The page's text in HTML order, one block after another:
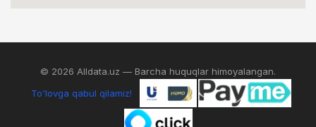
© 2026 Alldata.uz — Barcha huquqlar himoyalangan.
To'lovga qabul qilamiz!